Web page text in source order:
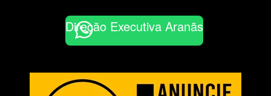
Direção Executiva Aranãs